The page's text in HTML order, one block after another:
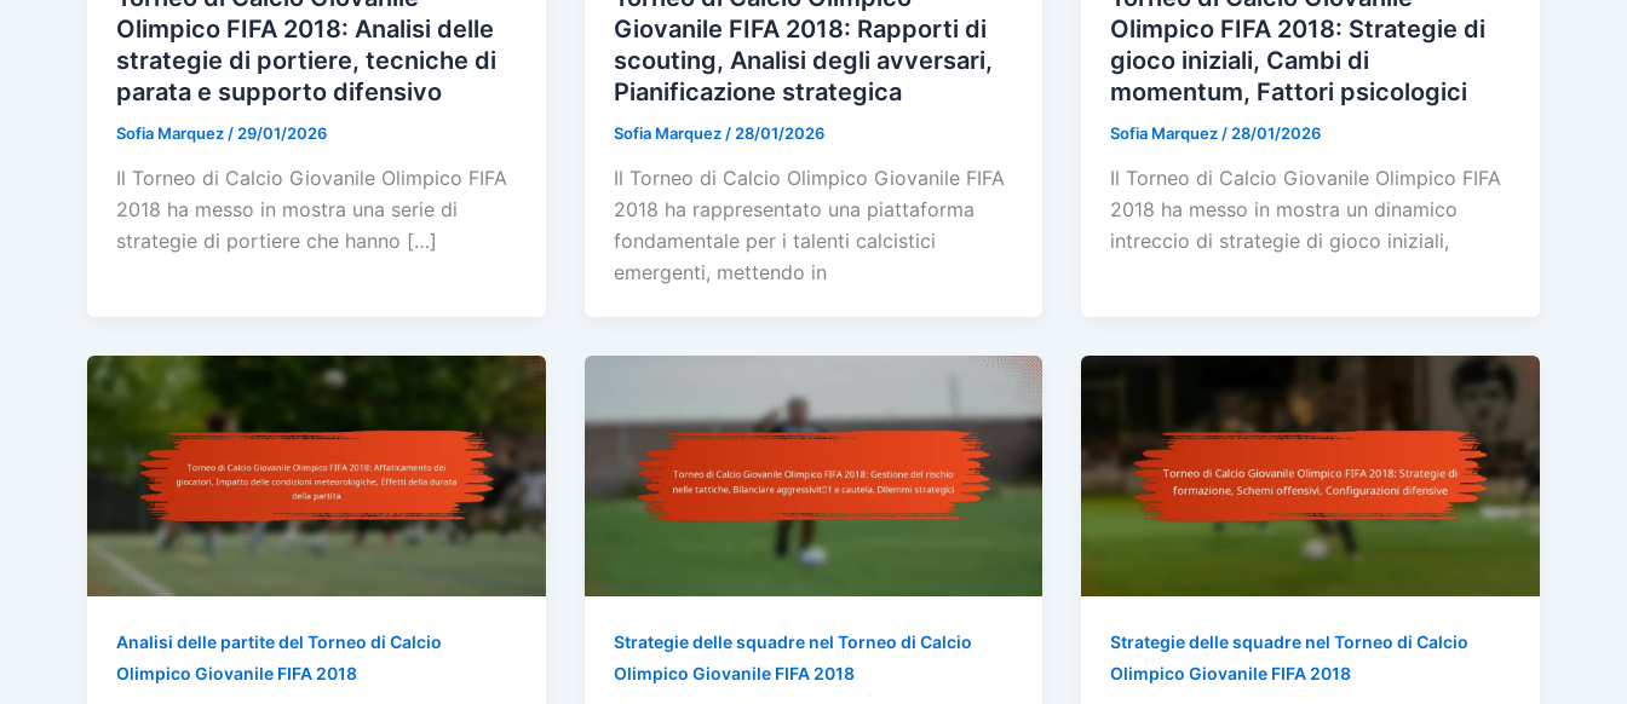
Olimpico FIFA 2018: Analisi delle
strategie di portiere, tecniche di
parata e supporto difensivo
Sofia Marquez / 29/01/2026
Il Torneo di Calcio Giovanile Olimpico FIFA
2018 ha messo in mostra una serie di
strategie di portiere che hanno […]
Giovanile FIFA 2018: Rapporti di
scouting, Analisi degli avversari,
Pianificazione strategica
Sofia Marquez / 28/01/2026
Il Torneo di Calcio Olimpico Giovanile FIFA
2018 ha rappresentato una piattaforma
fondamentale per i talenti calcistici
emergenti, mettendo in
Olimpico FIFA 2018: Strategie di
gioco iniziali, Cambi di
momentum, Fattori psicologici
Sofia Marquez / 28/01/2026
Il Torneo di Calcio Giovanile Olimpico FIFA
2018 ha messo in mostra un dinamico
intreccio di strategie di gioco iniziali,
Analisi delle partite del Torneo di Calcio
Olimpico Giovanile FIFA 2018
Strategie delle squadre nel Torneo di Calcio
Olimpico Giovanile FIFA 2018
Strategie delle squadre nel Torneo di Calcio
Olimpico Giovanile FIFA 2018